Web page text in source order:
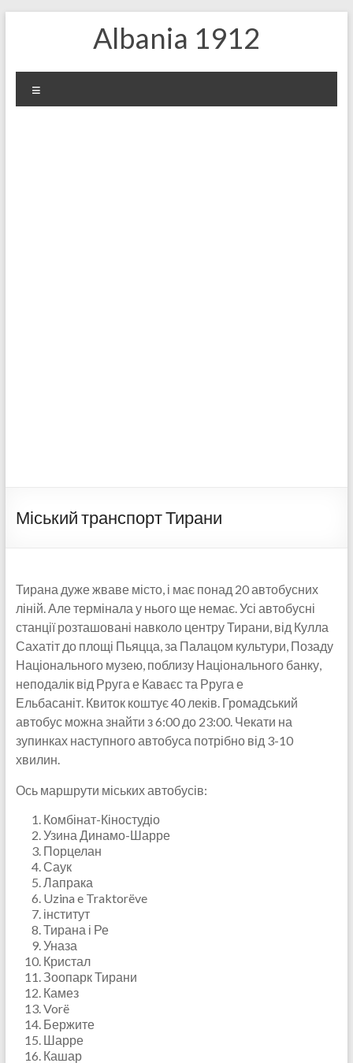
Albania 1912
Міський транспорт Тирани
Тирана дуже жваве місто, і має понад 20 автобусних
ліній. Але термінала у нього ще немає. Усі автобусні
станції розташовані навколо центру Тирани, від Кулла
Сахатіт до площі Пьяцца, за Палацом культури, Позаду
Національного музею, поблизу Національного банку,
неподалік від Рруга е Каваєс та Рруга е
Ельбасаніт. Квиток коштує 40 леків. Громадський
автобус можна знайти з 6:00 до 23:00. Чекати на
зупинках наступного автобуса потрібно від 3-10
хвилин.
Ось маршрути міських автобусів:
Комбінат-Кіностудіо
Узина Динамо-Шарре
Порцелан
Саук
Лапрака
Uzina e Traktorëve
інститут
Тирана і Ре
Уназа
Кристал
Зоопарк Тирани
Камез
Vorë
Бержите
Шарре
Кашар